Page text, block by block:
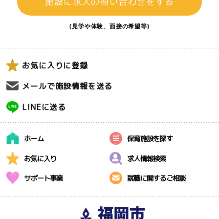
(見学や体験、面接の希望等)
お気に入りに登録
メールで施設情報を送る
LINEに送る
ホーム 保育施設を探す
お気に入り 求人情報検索
サポート事業 就職に関するご相談